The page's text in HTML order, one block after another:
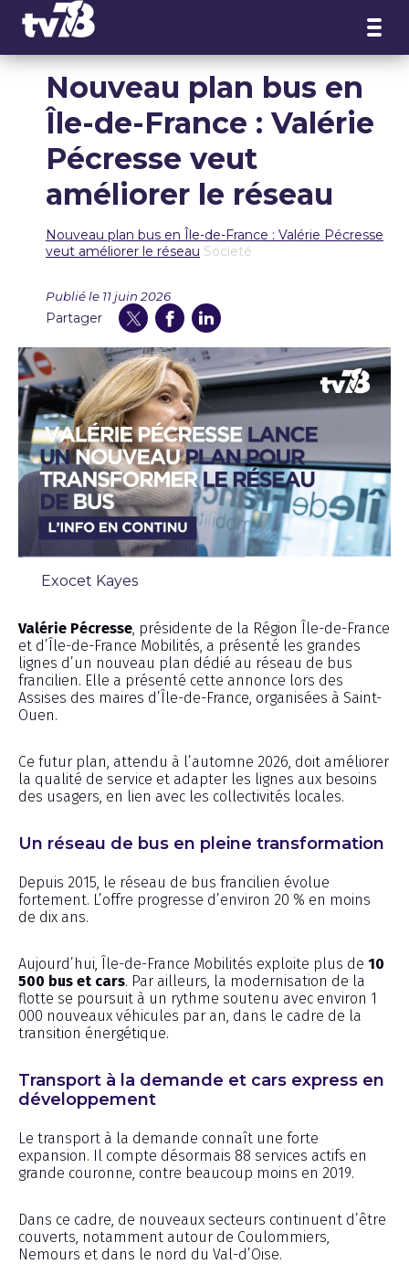
Nouveau plan bus en
Île-de-France : Valérie
Pécresse veut
améliorer le réseau
Nouveau plan bus en Île-de-France : Valérie Pécresse
veut améliorer le réseau Societé
Publié le 11 juin 2026
Partager
Exocet Kayes
Valérie Pécresse , présidente de la Région Île-de-France
et d’Île-de-France Mobilités, a présenté les grandes
lignes d’un nouveau plan dédié au réseau de bus
francilien. Elle a présenté cette annonce lors des
Assises des maires d’Île-de-France, organisées à Saint-
Ouen.
Ce futur plan, attendu à l’automne 2026, doit améliorer
la qualité de service et adapter les lignes aux besoins
des usagers, en lien avec les collectivités locales.
Un réseau de bus en pleine transformation
Depuis 2015, le réseau de bus francilien évolue
fortement. L’offre progresse d’environ 20 % en moins
de dix ans.
Aujourd’hui, Île-de-France Mobilités exploite plus de 10
500 bus et cars. Par ailleurs, la modernisation de la
flotte se poursuit à un rythme soutenu avec environ 1
000 nouveaux véhicules par an, dans le cadre de la
transition énergétique.
Transport à la demande et cars express en
développement
Le transport à la demande connaît une forte
expansion. Il compte désormais 88 services actifs en
grande couronne, contre beaucoup moins en 2019.
Dans ce cadre, de nouveaux secteurs continuent d’être
couverts, notamment autour de Coulommiers,
Nemours et dans le nord du Val-d’Oise.
Panneau de gestion des cookies